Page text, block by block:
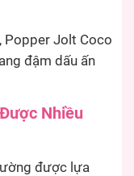
Popper Jolt Coco
đậm dấu ấn
Nhiều
được lựa